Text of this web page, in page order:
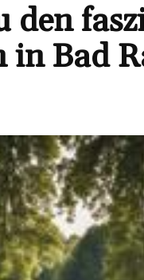
den
in Bad